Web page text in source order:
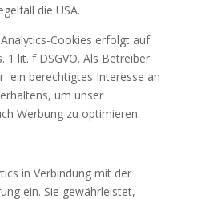
die USA.
Cookies erfolgt auf
1 lit. f DSGVO. Als Betreiber
ein berechtigtes Interesse an
um unser
Werbung zu optimieren.
in Verbindung mit der
ein. Sie gewährleistet,